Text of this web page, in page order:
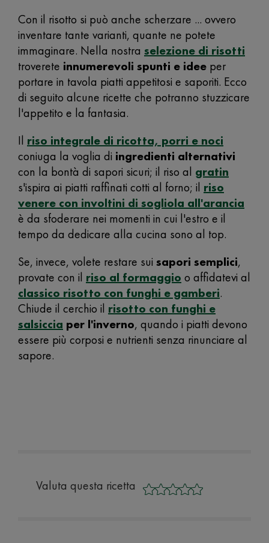
Con il risotto si può anche scherzare ... ovvero
inventare tante varianti, quante ne potete
immaginare. Nella nostra selezione di risotti
troverete innumerevoli spunti e idee per
portare in tavola piatti appetitosi e saporiti. Ecco
di seguito alcune ricette che potranno stuzzicare
l'appetito e la fantasia.
Il riso integrale di ricotta, porri e noci
coniuga la voglia di ingredienti alternativi
con la bontà di sapori sicuri; il riso al gratin
s'ispira ai piatti raffinati cotti al forno; il riso
venere con involtini di sogliola all'arancia
è da sfoderare nei momenti in cui l'estro e il
tempo da dedicare alla cucina sono al top.
Se, invece, volete restare sui sapori semplici,
provate con il riso al formaggio o affidatevi al
classico risotto con funghi e gamberi.
Chiude il cerchio il risotto con funghi e
salsiccia per l'inverno, quando i piatti devono
essere più corposi e nutrienti senza rinunciare al
sapore.
Valuta questa ricetta